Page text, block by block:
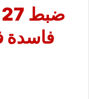
فاسدة